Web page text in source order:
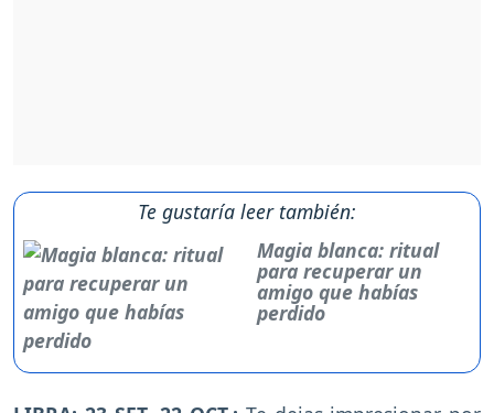
Te gustaría leer también:
Magia blanca: ritual
para recuperar un
amigo que habías
perdido